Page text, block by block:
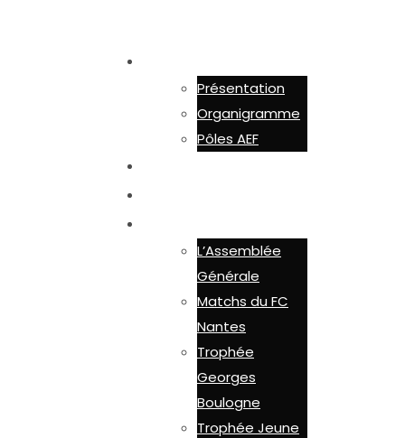
Présentation
Organigramme
Pôles AEF
L’Assemblée
Générale
Matchs du FC
Nantes
Trophée
Georges
Boulogne
Trophée Jeune